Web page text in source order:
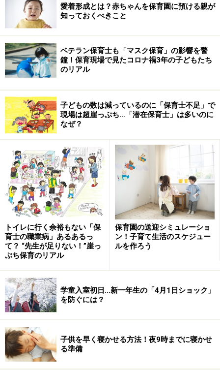
少なくとも、 「おむつは布か紙か」と「お昼寝の布団」
についてだけは、早めに聞いておいたほうがいいです。
詳しくは、次ページ以降で。
--------------------------------------------------
関連記事
入園グッズ準備は早めが肝心【幼稚園・保育園】
子供の服こそオークションで【ネットオークション】
☆入園に向けてのこころがまえ☆【育児の基礎知識】
※記事内容は執筆時点のものです。最新の内容をご確認くださ
い。
愛着形成とは？赤ちゃんを保育園に預ける親が
知っておくべきこと
ベテラン保育士も「マスク保育」の影響を警
鐘！保育現場で見たコロナ禍3年の子どもたち
のリアル
子どもの数は減っているのに「保育士不足」で
現場は超崖っぷち…「潜在保育士」は多いのに
なぜ？
トイレに行く余裕もない「保
育士の職業病」あるあるっ
て？ “先生が足りない！”崖っ
ぷち保育のリアル
保育園の送迎シミュレーショ
ン！子育て生活のスケジュー
ルを作ろう
学童入室初日…新一年生の「4月1日ショック」
を防ぐには？
子供を早く寝かせる方法！夜9時までに寝かせ
る準備